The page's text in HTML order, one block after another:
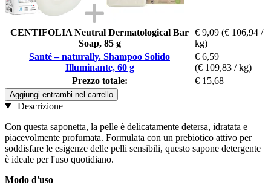
CENTIFOLIA Neutral Dermatological Bar
Soap, 85 g
€ 9,09 (€ 106,94 /
kg)
Santé – naturally. Shampoo Solido
Illuminante, 60 g
€ 6,59
(€ 109,83 / kg)
Prezzo totale:
€ 15,68
Aggiungi entrambi nel carrello
Descrizione
Con questa saponetta, la pelle è delicatamente detersa, idratata e
piacevolmente profumata. Formulata con un prebiotico attivo per
soddisfare le esigenze delle pelli sensibili, questo sapone detergente
è ideale per l'uso quotidiano.
Modo d'uso